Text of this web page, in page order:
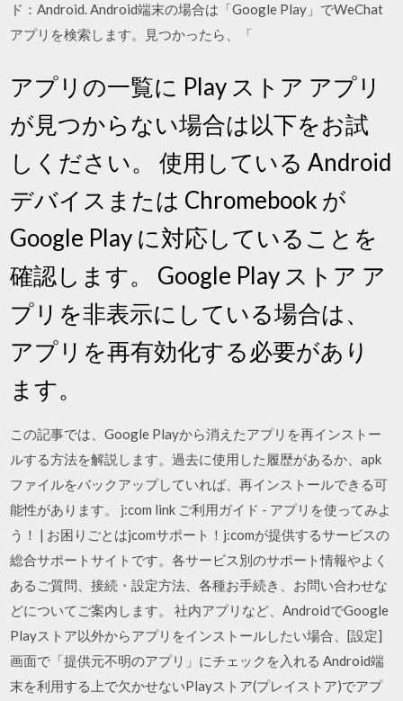
ド：Android. Android端末の場合は「Google Play」でWeChat
アプリを検索します。見つかったら、「
アプリの一覧に Play ストア アプリ
が見つからない場合は以下をお試
しください。 使用している Android
デバイスまたは Chromebook が
Google Play に対応していることを
確認します。 Google Play ストア ア
プリを非表示にしている場合は、
アプリを再有効化する必要があり
ます。
この記事では、Google Playから消えたアプリを再インストー
ルする方法を解説します。過去に使用した履歴があるか、apk
ファイルをバックアップしていれば、再インストールできる可
能性があります。 j:com link ご利用ガイド - アプリを使ってみよ
う！ | お困りごとはjcomサポート！j:comが提供するサービスの
総合サポートサイトです。各サービス別のサポート情報やよく
あるご質問、接続・設定方法、各種お手続き、お問い合わせな
どについてご案内します。 社内アプリなど、AndroidでGoogle
Playストア以外からアプリをインストールしたい場合、[設定]
画面で「提供元不明のアプリ」にチェックを入れる Android端
末を利用する上で欠かせないPlayストア(プレイストア)でアプ